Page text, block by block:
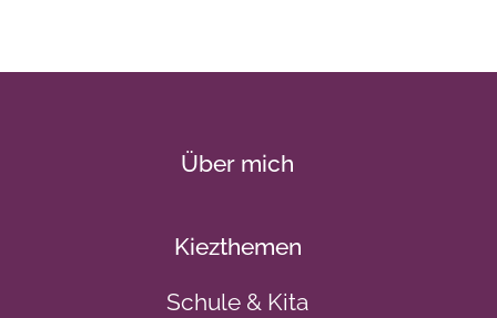
Über mich
Kiezthemen
Schule & Kita